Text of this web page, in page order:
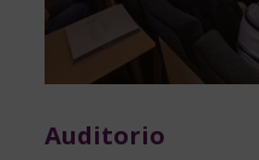
Auditorio